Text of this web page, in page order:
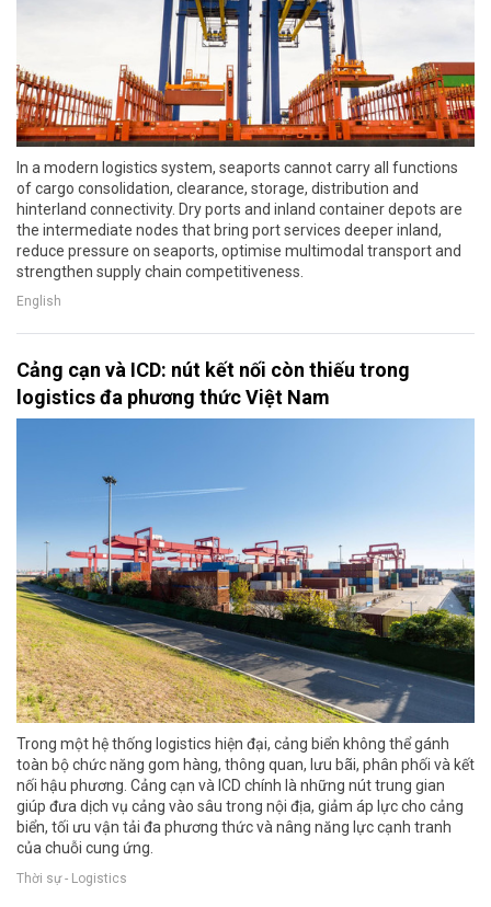
In a modern logistics system, seaports cannot carry all functions
of cargo consolidation, clearance, storage, distribution and
hinterland connectivity. Dry ports and inland container depots are
the intermediate nodes that bring port services deeper inland,
reduce pressure on seaports, optimise multimodal transport and
strengthen supply chain competitiveness.
English
Cảng cạn và ICD: nút kết nối còn thiếu trong
logistics đa phương thức Việt Nam
Trong một hệ thống logistics hiện đại, cảng biển không thể gánh
toàn bộ chức năng gom hàng, thông quan, lưu bãi, phân phối và kết
nối hậu phương. Cảng cạn và ICD chính là những nút trung gian
giúp đưa dịch vụ cảng vào sâu trong nội địa, giảm áp lực cho cảng
biển, tối ưu vận tải đa phương thức và nâng năng lực cạnh tranh
của chuỗi cung ứng.
Thời sự - Logistics